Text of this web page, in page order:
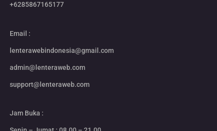
+6285867165177
Email :
lenterawebindonesia@gmail.com
admin@lenteraweb.com
support@lenteraweb.com
Jam Buka :